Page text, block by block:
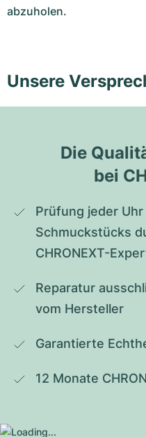
abzuholen.
Unsere
Die
bei
Prüfung jeder
Schmuckstücks
CHRONEXT-
Reparatur
vom Hersteller
Garantierte
12 Monate